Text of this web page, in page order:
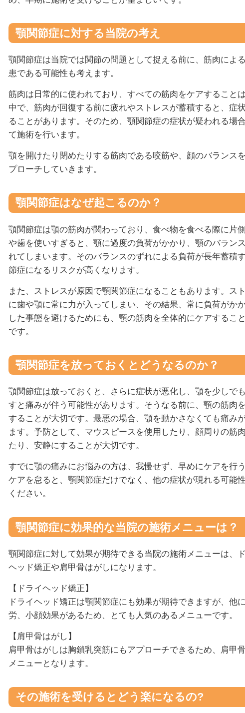
顎関節症に対する当院の考え
顎関節症は当院では関節の問題として捉える前に、筋肉によ
患である可能性も考えます。
筋肉は日常的に使われており、すべての筋肉をケアすること
中で、筋肉が回復する前に疲れやストレスが蓄積すると、症
ることがあります。そのため、顎関節症の症状が疑われる場
て施術を行います。
顎を開けたり閉めたりする筋肉である咬筋や、顔のバランス
プローチしていきます。
顎関節症はなぜ起こるのか？
顎関節症は顎の筋肉が関わっており、食べ物を食べる際に片
や歯を使いすぎると、顎に過度の負荷がかかり、顎のバラン
れてしまいます。そのバランスのずれによる負荷が長年蓄積
節症になるリスクが高くなります。
また、ストレスが原因で顎関節症になることもあります。ス
に歯や顎に常に力が入ってしまい、その結果、常に負荷がか
した事態を避けるためにも、顎の筋肉を全体的にケアするこ
です。
顎関節症を放っておくとどうなるのか？
顎関節症は放っておくと、さらに症状が悪化し、顎を少しで
すと痛みが伴う可能性があります。そうなる前に、顎の筋肉
することが大切です。最悪の場合、顎を動かさなくても痛み
ます。予防として、マウスピースを使用したり、顔周りの筋
たり、安静にすることが大切です。
すでに顎の痛みにお悩みの方は、我慢せず、早めにケアを行
ケアを怠ると、顎関節症だけでなく、他の症状が現れる可能
ください。
顎関節症に効果的な当院の施術メニューは？
顎関節症に対して効果が期待できる当院の施術メニューは、
ヘッド矯正や肩甲骨はがしになります。
【ドライヘッド矯正】
ドライヘッド矯正は顎関節症にも効果が期待できますが、他
労、小顔効果があるため、とても人気のあるメニューです。
【肩甲骨はがし】
肩甲骨はがしは胸鎖乳突筋にもアプローチできるため、肩甲
メニューとなります。
その施術を受けるとどう楽になるの?